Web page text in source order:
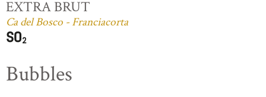
EXTRA BRUT
Ca del Bosco - Franciacorta
Bubbles